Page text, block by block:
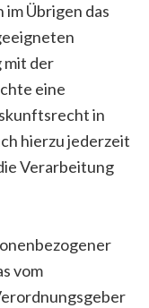
Übrigen das
mit der
eine
in
hierzu jederzeit
Verarbeitung
vom